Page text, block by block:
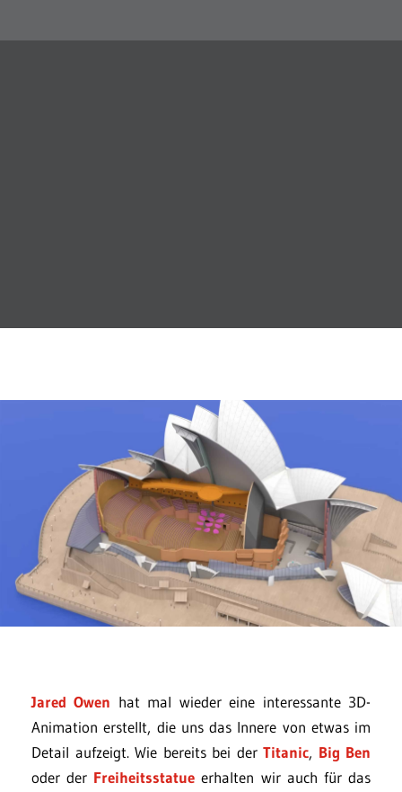
Jared Owen hat mal wieder eine interessante 3D-
Animation erstellt, die uns das Innere von etwas im
Detail aufzeigt. Wie bereits bei der Titanic, Big Ben
oder der Freiheitsstatue erhalten wir auch für das